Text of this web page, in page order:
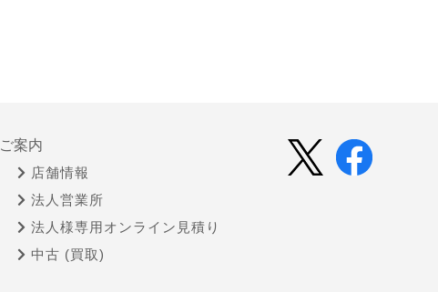
ご案内
店舗情報
法人営業所
法人様専用オンライン見積り
中古 (買取)